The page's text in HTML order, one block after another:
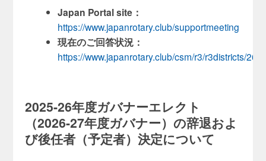
Japan Portal site：
https://www.japanrotary.club/supportmeeting
現在のご回答状況：
https://www.japanrotary.club/csm/r3/r3districts/
2025-26年度ガバナーエレクト
（2026-27年度ガバナー）の辞退およ
び後任者（予定者）決定について